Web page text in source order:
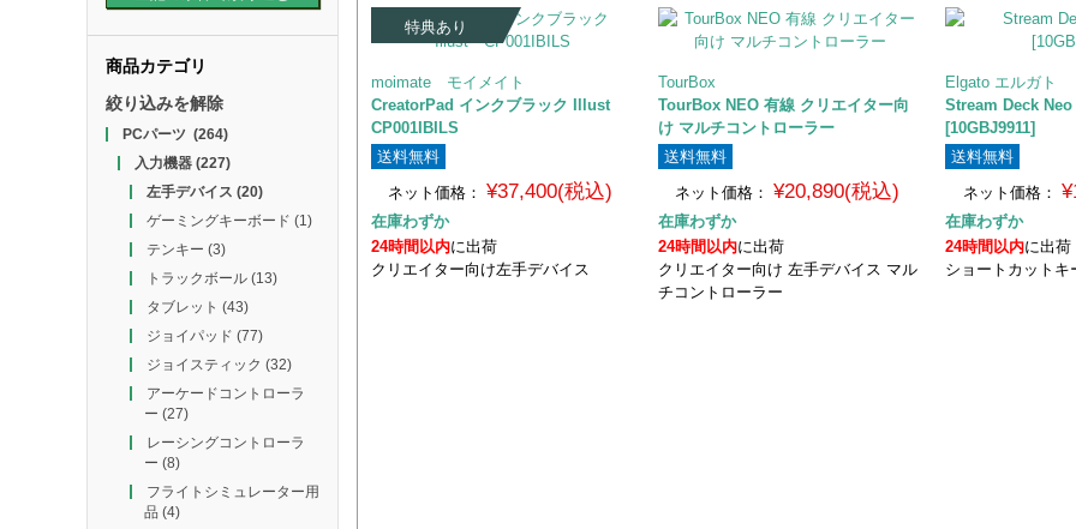
商品カテゴリ
絞り込みを解除
PCパーツ (264)
入力機器(227)
左手デバイス (20)
ゲーミングキーボード (1)
テンキー (3)
トラックボール(13)
タブレット (43)
ジョイパッド (77)
ジョイスティック (32)
アーケードコントローラ
ー (27)
レーシングコントローラ
ー (8)
フライトシミュレーター用
品 (4)
特典あり
moimate モイメイト
CreatorPad インクブラック Illust
CP001IBILS
送料無料
ネット価格：
¥37,400(税込)
在庫わずか
24時間以内に出荷
クリエイター向け左手デバイス
TourBox
TourBox NEO 有線 クリエイター向
け マルチコントローラー
送料無料
ネット価格：
¥20,890(税込)
在庫わずか
24時間以内に出荷
クリエイター向け 左手デバイス マル
チコントローラー
Elgato エルガト
Stream Deck
[10GBJ9911]
送料無料
ネット価格：
在庫わずか
24時間以内に出荷
ショートカットキ